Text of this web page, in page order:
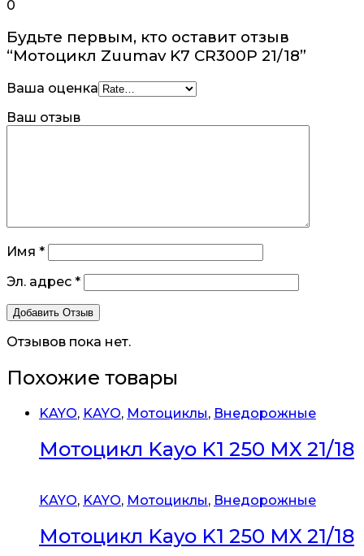
0
Будьте первым, кто оставит отзыв
“Мотоцикл Zuumav K7 CR300P 21/18”
Ваша оценка
Ваш отзыв
Имя *
Эл. адрес *
Отзывов пока нет.
Похожие товары
KAYO, KAYO, Мотоциклы, Внедорожные
Мотоцикл Kayo K1 250 MX 21/18
KAYO, KAYO, Мотоциклы, Внедорожные
Мотоцикл Kayo K1 250 MX 21/18